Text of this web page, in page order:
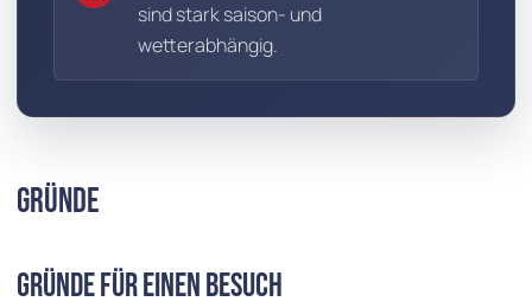
sind stark saison- und
wetterabhängig.
Gründe
Gründe für einen Besuch